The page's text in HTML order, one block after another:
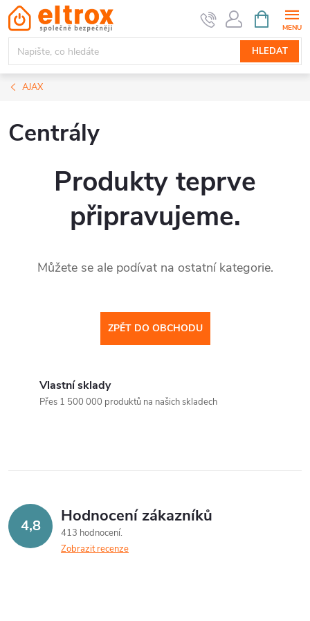
Přejít
na
obsah
HLEDAT
NÁKUPNÍ
KOŠÍK
AJAX
Centrály
Produkty teprve
připravujeme.
Můžete se ale podívat na ostatní kategorie.
ZPĚT DO OBCHODU
Vlastní sklady
Přes 1 500 000 produktů na našich skladech
4,8 Hodnocení zákazníků
413 hodnocení
Zobrazit recenze